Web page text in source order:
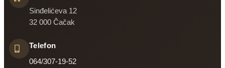
Sinđelićeva 12
32 000 Čačak
Telefon
064/307-19-52